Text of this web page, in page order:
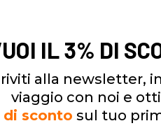
IL 3% DI
alla newsletter,
viaggio con noi e
di sconto sul tuo